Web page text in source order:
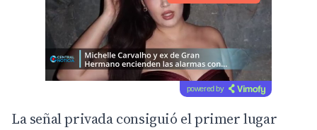
powered by
La señal privada consiguió el primer lugar